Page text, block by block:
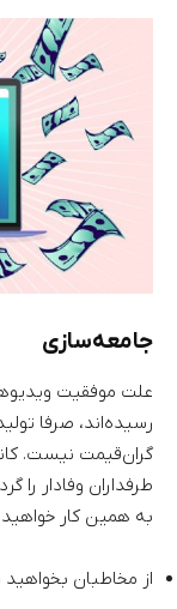
جامعه‌‌سازی
علت موفقیت
رسیده‌اند، صرفا
گران‌قیمت نیست.
طرفداران وفادار را
به همین کار خواهید
از مخاطبان